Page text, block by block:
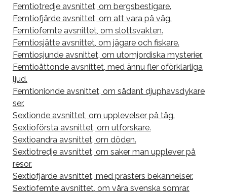
Femtiotredje avsnittet, om bergsbestigare.
Femtiofjärde avsnittet, om att vara på väg.
Femtiofemte avsnittet, om slottsvakten.
Femtiosjätte avsnittet, om jägare och fiskare.
Femtiosjunde avsnittet, om utomjordiska mysterier.
Femtioåttonde avsnittet, med ännu fler oförklarliga
ljud.
Femtionionde avsnittet, om sådant djuphavsdykare
ser.
Sextionde avsnittet, om upplevelser på tåg.
Sextioförsta avsnittet, om utforskare.
Sextioandra avsnittet, om döden.
Sextiotredje avsnittet, om saker man upplever på
resor.
Sextiofjärde avsnittet, med prästers bekännelser.
Sextiofemte avsnittet, om våra svenska somrar.